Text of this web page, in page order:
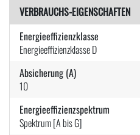
VERBRAUCHS-EIGENSCHAFTEN
Energieeffizienzklasse
Energieeffizienzklasse D
Absicherung (A)
10
Energieeffizienzspektrum
Spektrum [A bis G]